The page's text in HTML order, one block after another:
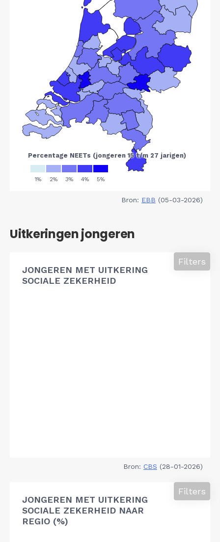
Bron: EBB (05-03-2026)
Uitkeringen jongeren
JONGEREN MET UITKERING
SOCIALE ZEKERHEID
Filters
Bron: CBS (28-01-2026)
JONGEREN MET UITKERING
SOCIALE ZEKERHEID NAAR
REGIO (%)
Filters